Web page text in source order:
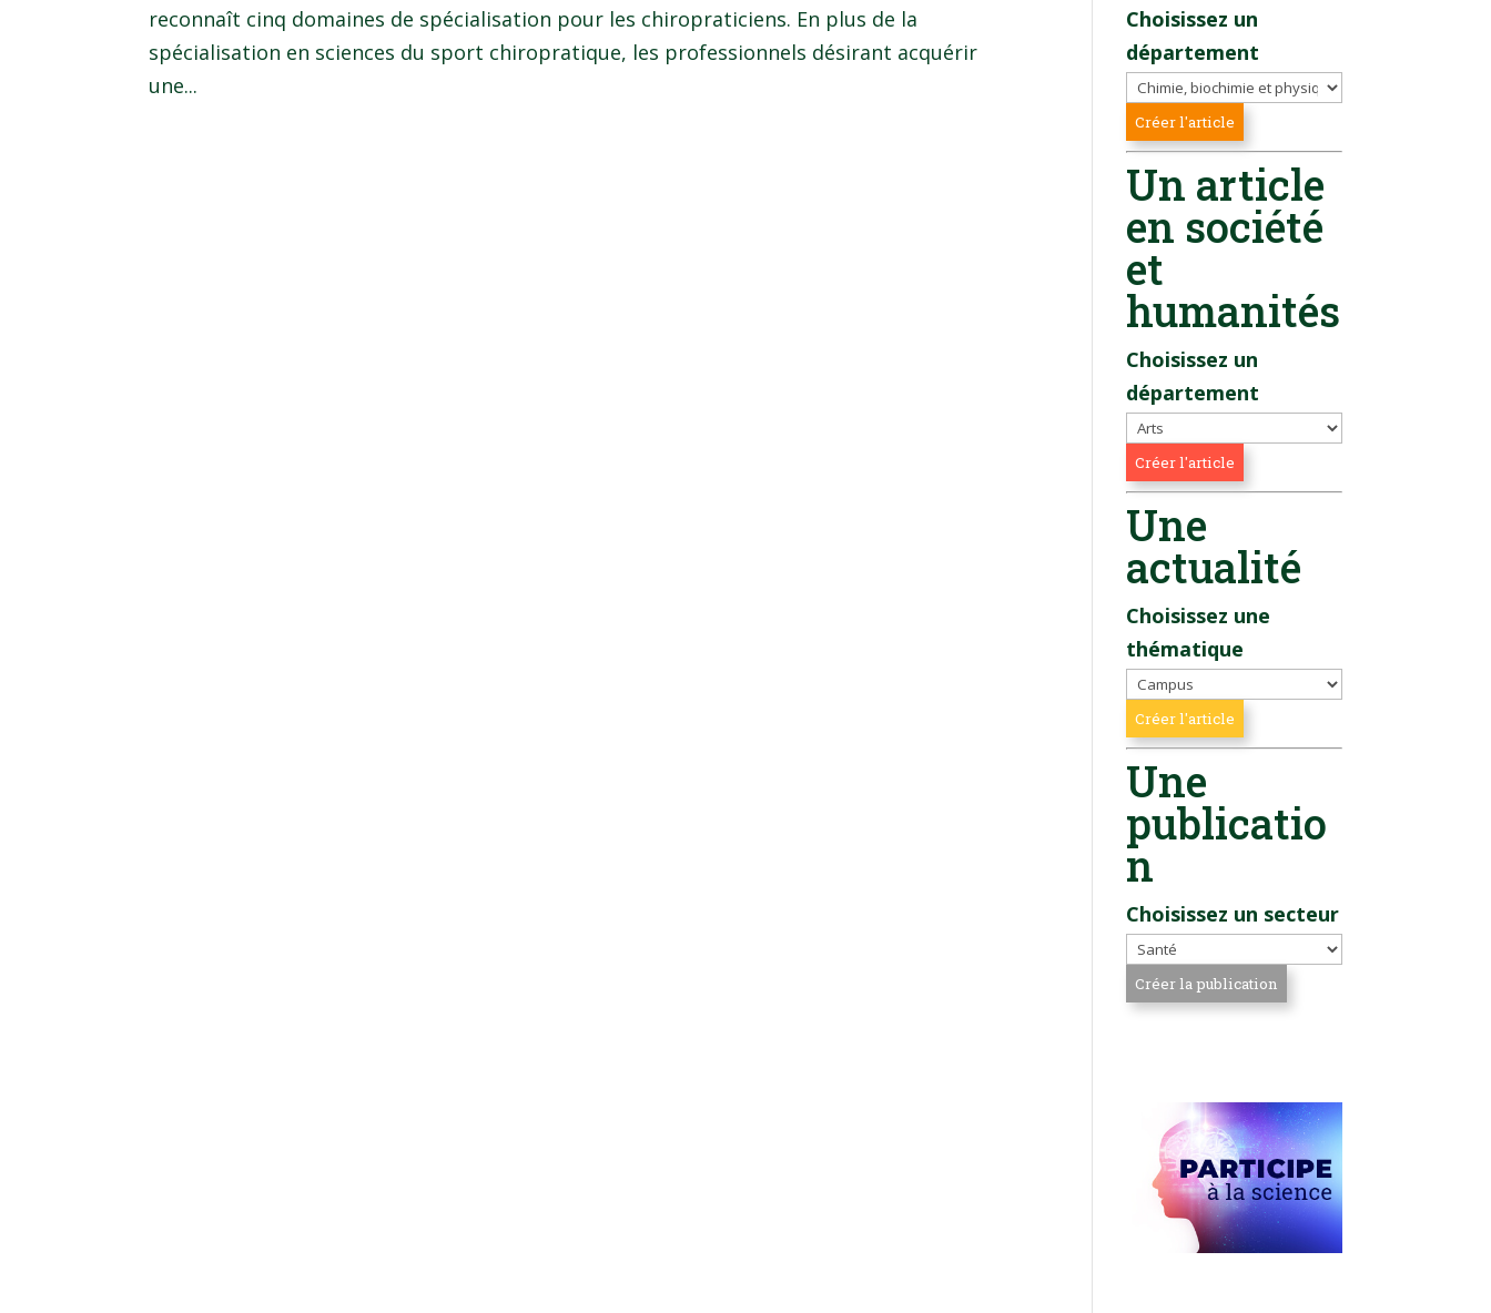
reconnaît cinq domaines de spécialisation pour les chiropraticiens. En plus de la
spécialisation en sciences du sport chiropratique, les professionnels désirant acquérir
une...
Choisissez un
département
Un article
en société
et
humanités
Choisissez un
département
Une
actualité
Choisissez une
thématique
Une
publicatio
n
Choisissez un secteur